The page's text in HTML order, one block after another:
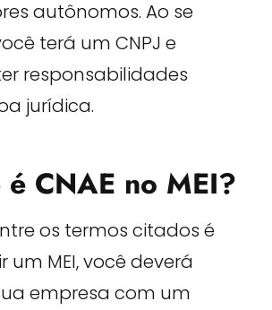
autônomos. Ao se
terá um CNPJ e
responsabilidades
jurídica.
é CNAE no MEI?
os termos citados é
um MEI, você deverá
empresa com um